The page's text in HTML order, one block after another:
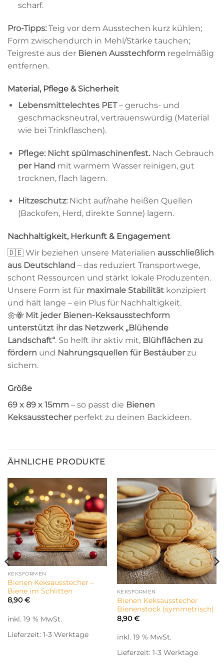
scharf.
Pro-Tipps: Teig vor dem Ausstechen kurz kühlen;
Form zwischendurch in Mehl/Stärke tauchen;
Teigreste aus der Bienen Ausstechform regelmäßig
entfernen.
Material, Pflege & Sicherheit
Lebensmittelechtes PET– geruchs- und
geschmacksneutral, vertrauenswürdig (Material
wie bei Trinkflaschen).
Pflege: Nicht spülmaschinenfest.Nach Gebrauch
per Hand mit warmem Wasser reinigen, gut
trocknen, flach lagern.
Hitzeschutz:Nicht auf/nahe heißen Quellen
(Backofen, Herd, direkte Sonne) lagern.
Nachhaltigkeit, Herkunft & Engagement
🇩🇪 Wir beziehen unsere Materialien ausschließlich
aus Deutschland – das reduziert Transportwege,
schont Ressourcen und stärkt lokale Produzenten.
Unsere Form ist für maximale Stabilität konzipiert
und hält lange – ein Plus für Nachhaltigkeit.
🌼🐝 Mit jeder Bienen-Keksausstechform
unterstützt ihr das Netzwerk „Blühende
Landschaft“. So helft ihr aktiv mit, Blühflächen zu
fördern und Nahrungsquellen für Bestäuberzu
sichern.
Größe
69 x 89 x 15mm – so passt die Bienen
Keksausstecherperfekt zu deinen Backideen.
ÄHNLICHE PRODUKTE
KEKSFORMEN
Bienen Keksausstecher –
Biene im Schlitten
8,90 €
inkl. 19 % MwSt.
Lieferzeit: 1-3 Werktage
KEKSFORMEN
Bienen Keksausstecher
Bienenstock (symmetrisch)
8,90 €
inkl. 19 % MwSt.
Lieferzeit: 1-3 Werktage